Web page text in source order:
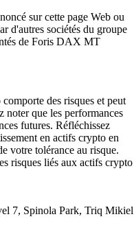
sur cette page Web ou
d'autres sociétés du groupe
de Foris DAX MT
des risques et peut
noter que les performances
futures. Réfléchissez
en actifs crypto en
votre tolérance au risque.
risques liés aux actifs crypto
7, Spinola Park, Triq Mikiel